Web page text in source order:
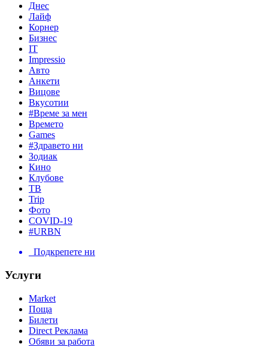
Днес
Лайф
Корнер
Бизнес
IT
Impressio
Авто
Анкети
Вицове
Вкусотии
#Време за мен
Времето
Games
#Здравето ни
Зодиак
Кино
Клубове
ТВ
Trip
Фото
COVID-19
#URBN
Подкрепете ни
Услуги
Market
Поща
Билети
Direct Реклама
Обяви за работа